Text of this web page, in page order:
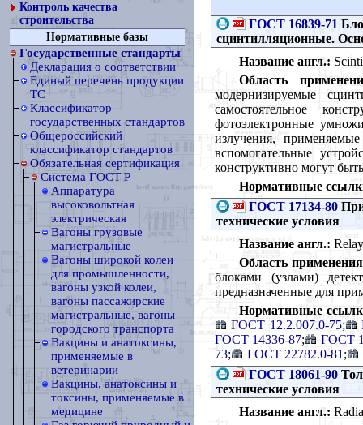
Контроль качества
строительства
Нормативные базы
Государственные стандарты
Декларация о соответствии
Единый перечень продукции
ТС
Классификатор
государственных стандартов
Общероссийский
классификатор стандартов
Обязательная сертификация
Cистема ГОСТ Р
Аппаратура
высоковольтная
электрическая
Вагоны грузовые
магистральные
Вагоны широкой колеи
для промышленности,
вагоны узкой колеи,
вагоны пассажирские
магистральные, вагоны
городского транспорта
Вакцины и анатоксины,
применяемые в
ветеринарии
Вакцины, анатоксины и
токсины, применяемые в
медицине
ГОСТ 16839-71
сцинтилляционные.
Название англ.:
Область
модернизируемые
самостоятельное
фотоэлектронные
излучения,
вспомогательные
конструктивно могут
Нормативные
ГОСТ 17134-80
технические условия
Название англ.:
Область
блоками (узлами)
предназначенные для
Нормативные
ГОСТ 12.2.007.0-75;
ГОСТ 14336-87;
ГОСТ
73; ГОСТ 22782.0-81 ;
ГОСТ 18061-90
технические условия
Название англ.: